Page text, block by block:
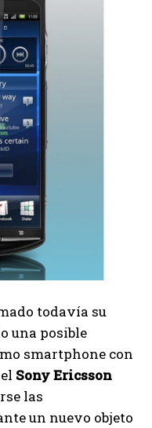
todavía su
una posible
smartphone con
Sony Ericsson
las
un nuevo objeto